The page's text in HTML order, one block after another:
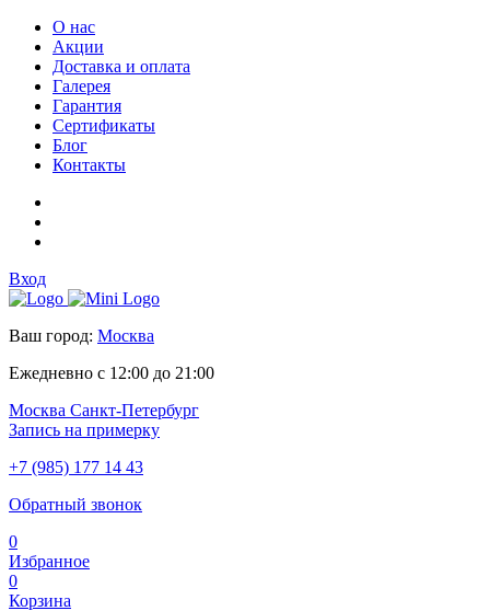
О нас
Акции
Доставка и оплата
Галерея
Гарантия
Сертификаты
Блог
Контакты
Вход
Ваш город: Москва
Ежедневно с 12:00 до 21:00
Москва Санкт-Петербург
Запись на примерку
+7 (985) 177 14 43
Обратный звонок
0
Избранное
0
Корзина